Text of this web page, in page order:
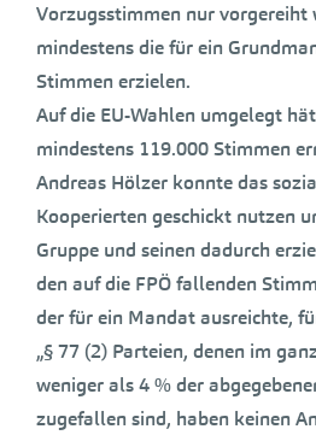
Vorzugsstimmen nur vorgereiht
mindestens die für ein
Stimmen erzielen.
Auf die EU-Wahlen umgelegt
mindestens 119.000 Stimmen
Andreas Hölzer konnte das
Kooperierten geschickt nutzen
Gruppe und seinen dadurch
den auf die FPÖ fallenden
der für ein Mandat ausreichte,
„§ 77 (2) Parteien, denen im
weniger als 4 % der
zugefallen sind, haben keinen